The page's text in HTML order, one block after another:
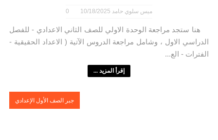
ميس سلوي حامد 10/18/2025
0
هنا ستجد مراجعة الوحدة الاولي للصف الثاني الاعدادي - للفصل
الدراسي الاول ، وشامل مراجعة الدروس الآتية ( الاعداد الحقيقية -
الفترات - الع...
إقرأ المزيد ...
جبر الصف الأول الإعدادي